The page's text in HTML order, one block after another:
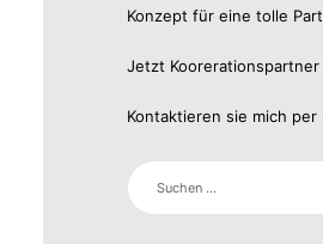
Konzept für eine tolle
Jetzt
Kontaktieren sie mich per
SUCHEN
NACH: